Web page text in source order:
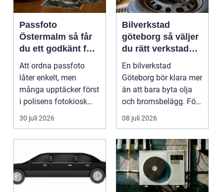
Passfoto
Östermalm så får
du ett godkänt foto
utan stress
Att ordna passfoto
låter enkelt, men
många upptäcker först
i polisens fotokiosk
eller hos fotografen...
30 juli 2026
Bilverkstad
göteborg så väljer
du rätt verkstad
för din bil
En bilverkstad
Göteborg bör klara mer
än att bara byta olja
och bromsbelägg. För
många bilägare i oc...
08 juli 2026